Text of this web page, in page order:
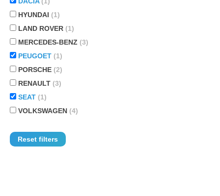
HYUNDAI (1)
LAND ROVER (1)
MERCEDES-BENZ (3)
PEUGOET (1)
PORSCHE (2)
RENAULT (3)
SEAT (1)
VOLKSWAGEN (4)
Reset filters